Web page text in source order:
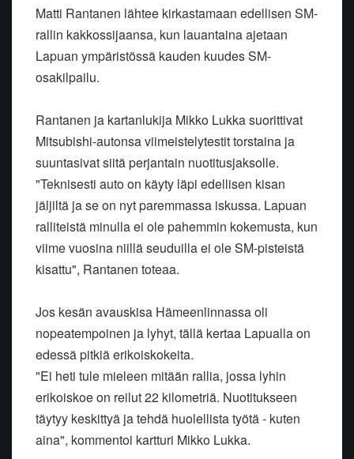
Matti Rantanen lähtee kirkastamaan edellisen SM-
rallin kakkossijaansa, kun lauantaina ajetaan
Lapuan ympäristössä kauden kuudes SM-
osakilpailu.
Rantanen ja kartanlukija Mikko Lukka suorittivat
Mitsubishi-autonsa viimeistelytestit torstaina ja
suuntasivat siitä perjantain nuotitusjaksolle.
"Teknisesti auto on käyty läpi edellisen kisan
jäljiltä ja se on nyt paremmassa iskussa. Lapuan
ralliteistä minulla ei ole pahemmin kokemusta, kun
viime vuosina niillä seuduilla ei ole SM-pisteistä
kisattu", Rantanen toteaa.
Jos kesän avauskisa Hämeenlinnassa oli
nopeatempoinen ja lyhyt, tällä kertaa Lapualla on
edessä pitkiä erikoiskokeita.
"Ei heti tule mieleen mitään rallia, jossa lyhin
erikoiskoe on reilut 22 kilometriä. Nuotitukseen
täytyy keskittyä ja tehdä huolellista työtä - kuten
aina", kommentoi kartturi Mikko Lukka.